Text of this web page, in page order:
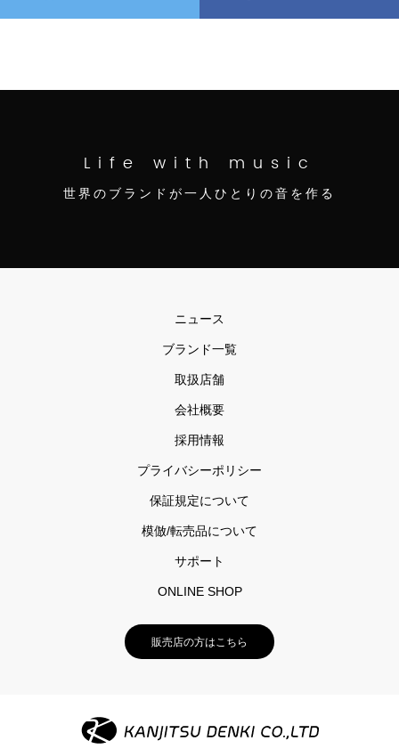
Life with music
世界のブランドが一人ひとりの音を作る
ニュース
ブランド一覧
取扱店舗
会社概要
採用情報
プライバシーポリシー
保証規定について
模倣/転売品について
サポート
ONLINE SHOP
販売店の方はこちら